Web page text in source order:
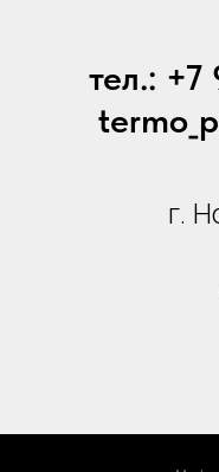
тел.:
г.